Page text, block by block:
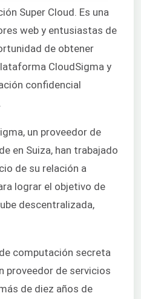
Super Cloud. Es una
web y entusiastas de
de obtener
CloudSigma y
confidencial
un proveedor de
en Suiza, han trabajado
de su relación a
lograr el objetivo de
descentralizada,
computación secreta
proveedor de servicios
de diez años de